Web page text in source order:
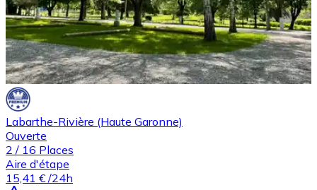
Labarthe-Rivière (Haute Garonne)
Ouverte
2 / 16 Places
Aire d'étape
15,41 € /24h